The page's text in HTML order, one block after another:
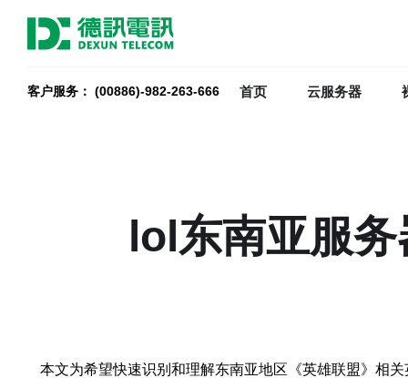
客户服务： (00886)-982-263-666 首页 云服务器
lol东南亚服
本文为希望快速识别和理解东南亚地区《英雄联盟》相